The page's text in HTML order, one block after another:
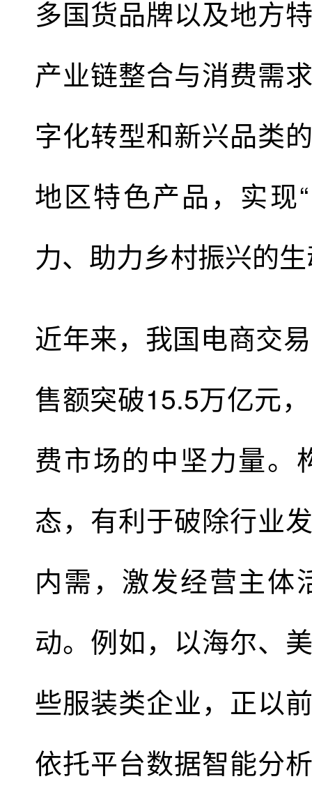
多国货品牌以及地方
产业链整合与消费需
字化转型和新兴品类
地区特色产品，实现
力、助力乡村振兴的
近年来，我国电商交
售额突破15.5万亿元
费市场的中坚力量。
态，有利于破除行业
内需，激发经营主体
动。例如，以海尔、
些服装类企业，正以
依托平台数据智能分